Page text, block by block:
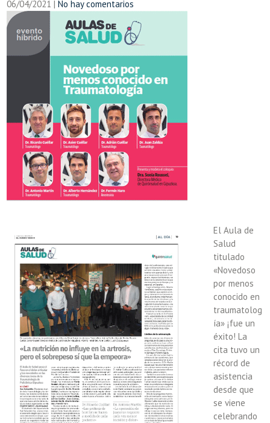
06/04/2021 |No hay comentarios
El Aula de
Salud
titulado
«Novedoso
por menos
conocido en
traumatolog
ía» ¡fue un
éxito! La
cita tuvo un
récord de
asistencia
desde que
se viene
celebrando